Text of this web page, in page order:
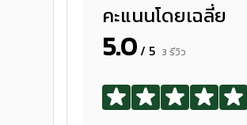
คะแนนโดยเฉลี่ย
5.0/ 5 3 รีวิว